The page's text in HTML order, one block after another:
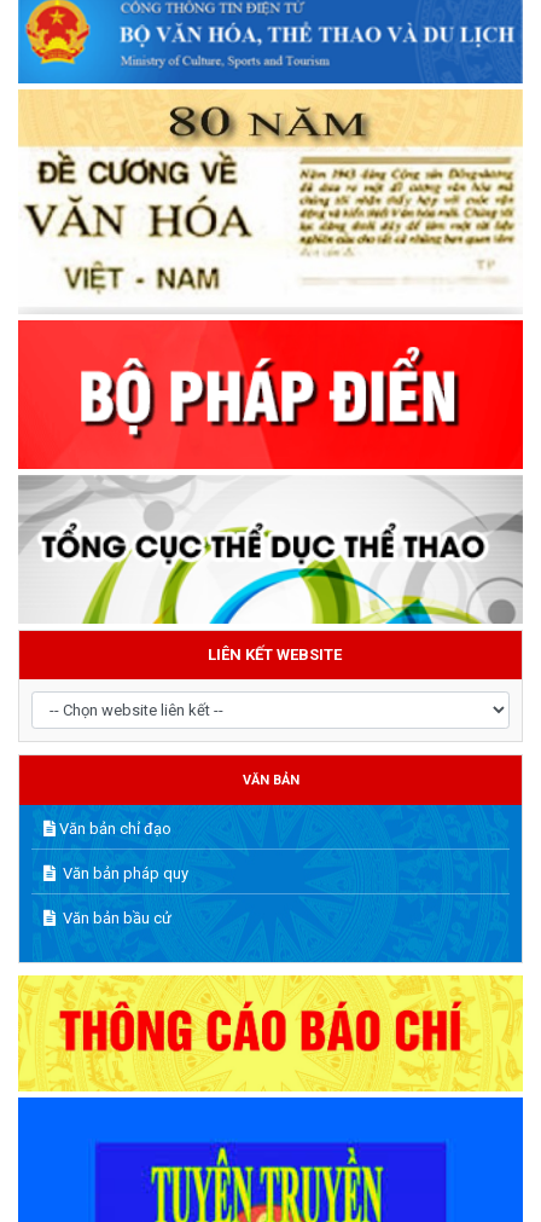
LIÊN KẾT WEBSITE
VĂN BẢN
Văn bản chỉ đạo
Văn bản pháp quy
Văn bản bầu cử